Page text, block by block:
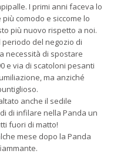
I primi anni faceva lo
comodo e siccome lo
più nuovo rispetto a noi.
periodo del negozio di
necessità di spostare
e via di scatoloni pesanti
ma anziché
anche il sedile
di infilare nella Panda un
fuori di matto!
mese dopo la Panda